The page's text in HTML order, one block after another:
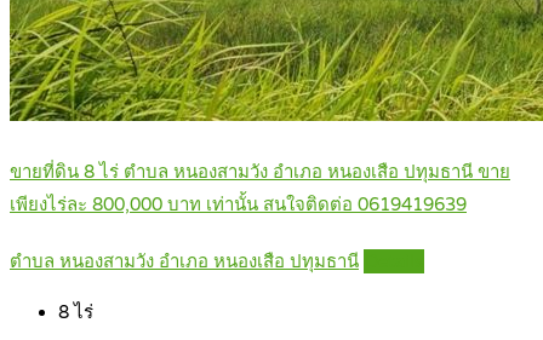
ขายที่ดิน 8 ไร่ ตำบล หนองสามวัง อำเภอ หนองเสือ ปทุมธานี ขาย
เพียงไร่ละ 800,000 บาท เท่านั้น สนใจติดต่อ 0619419639
ตำบล หนองสามวัง อำเภอ หนองเสือ ปทุมธานี
8ไร่